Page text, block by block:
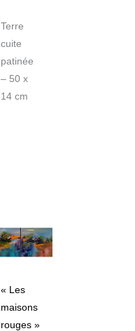
Terre
cuite
patinée
– 50 x
14 cm
« Les
maisons
rouges »
prix
initial
était :
800€.
prix
actuel
est :
640€.